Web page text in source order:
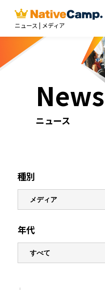
ニュース | メディア
News
ニュース
種別
年代